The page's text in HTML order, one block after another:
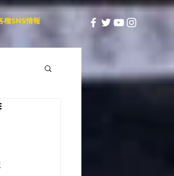
種SNS情報